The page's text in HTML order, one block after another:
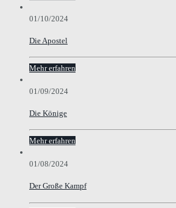
01/10/2024
Die Apostel
Mehr erfahren
01/09/2024
Die Könige
Mehr erfahren
01/08/2024
Der Große Kampf